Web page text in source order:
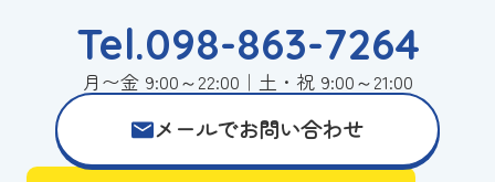
Tel.098-863-7264
月〜金 9:00～22:00｜土・祝 9:00～21:00
メールでお問い合わせ